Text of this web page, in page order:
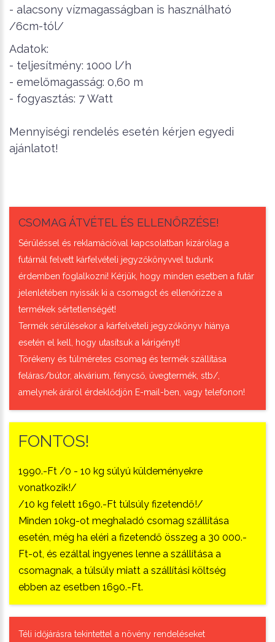
- alacsony vízmagasságban is használható
/6cm-tól/
Adatok:
- teljesítmény: 1000 l/h
- emelőmagasság: 0,60 m
- fogyasztás: 7 Watt
Mennyiségi rendelés esetén kérjen egyedi
ajánlatot!
CSOMAG ÁTVÉTEL ÉS ELLENŐRZÉSE!
Sérüléssel és reklamációval kapcsolatban kizárólag a
futárnál felvett kárfelvételi jegyzőkönyvvel tudunk
érdemben foglalkozni! Kérjük, hogy minden esetben a futár
jelenlétében nyissák ki a csomagot és ellenőrizze a
termékek sértetlenségét!
Termék sérülésekor a kárfelvételi jegyzőkönyv hiánya
esetén el kell, hogy utasítsuk a kárigényt!
Törékeny és túlméretes csomag és termék szállítása
feláras/bútor, akvárium, fénycső, üvegtermék, stb/,
amelynek áráról érdeklődjön E-mail-ben, vagy telefonon!
FONTOS!
1990.-Ft /0 - 10 kg súlyú küldeményekre
vonatkozik!/
/10 kg felett 1690.-Ft túlsúly fizetendő!/
Minden 10kg-ot meghaladó csomag szállítása
esetén, még ha eléri a fizetendő összeg a 30 000.-
Ft-ot, és ezáltal ingyenes lenne a szállítása a
csomagnak, a túlsúly miatt a szállítási költség
ebben az esetben 1690.-Ft.
Téli időjárásra tekintettel a növény rendeléseket